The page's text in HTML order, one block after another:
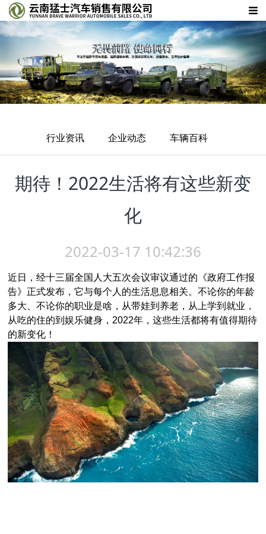
行业资讯 企业动态 车辆百科
期待！2022生活将有这些新变
化
2022-03-17 10:42:36
近日，经十三届全国人大五次会议审议通过的《政府工作报
告》正式发布，它与每个人的生活息息相关。不论你的年龄
多大、不论你的职业是啥，从带娃到养老，从上学到就业，
从吃的住的到娱乐健身，2022年，这些生活都将有值得期待
的新变化！